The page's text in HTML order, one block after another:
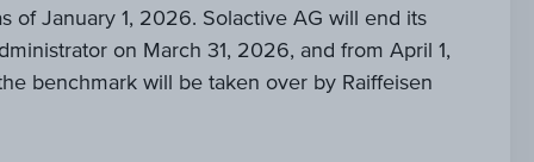
of January 1, 2026. Solactive AG will end its
on March 31, 2026, and from April 1,
benchmark will be taken over by Raiffeisen